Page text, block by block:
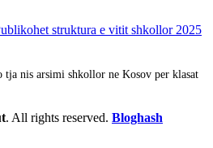
struktura e vitit shkollor 2025
tja nis arsimi shkollor ne Kosov per klasat
. All rights reserved. Bloghash